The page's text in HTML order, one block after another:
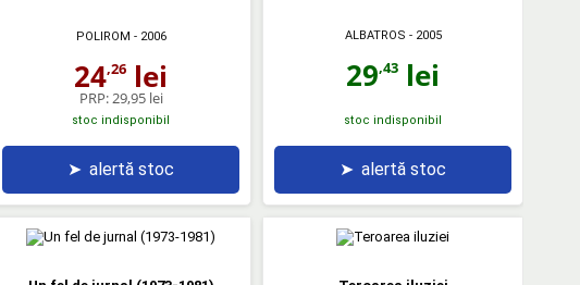
POLIROM - 2006
24,26 lei
PRP: 29,95 lei
stoc indisponibil
➤ alertă stoc
ALBATROS - 2005
29,43 lei
stoc indisponibil
➤ alertă stoc